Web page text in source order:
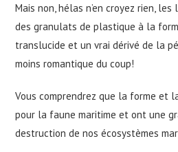
Mais non, hélas n’en croyez rien,
des granulats de plastique à la
translucide et un vrai dérivé de la
moins romantique du coup!
Vous comprendrez que la forme et
pour la faune maritime et ont une
destruction de nos écosystèmes